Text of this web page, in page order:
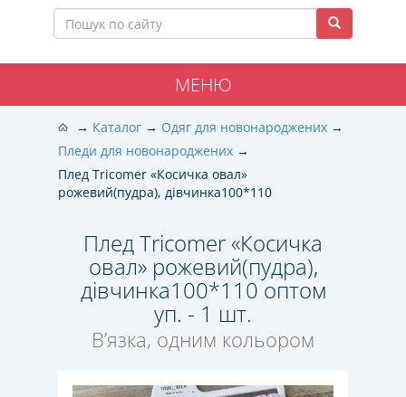
МЕНЮ
Каталог
Одяг для новонароджених
Пледи для новонароджених
Плед Tricomer «Косичка овал»
рожевий(пудра), дівчинка100*110
Плед Tricomer «Косичка
овал» рожевий(пудра),
дівчинка100*110 оптом
уп. - 1 шт.
В’язка, одним кольором